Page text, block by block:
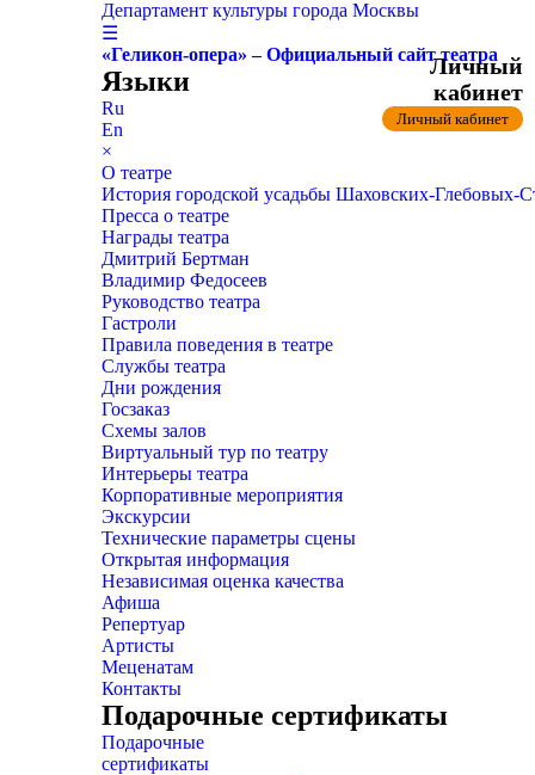
Департамент культуры города Москвы
☰
«Геликон-опера» – Официальный сайт театра
Языки
Ru
En
×
О театре
История городской усадьбы Шаховских-
Пресса о театре
Награды театра
Дмитрий Бертман
Владимир Федосеев
Руководство театра
Гастроли
Правила поведения в театре
Службы театра
Дни рождения
Госзаказ
Схемы залов
Виртуальный тур по театру
Интерьеры театра
Корпоративные мероприятия
Экскурсии
Технические параметры сцены
Открытая информация
Независимая оценка качества
Афиша
Репертуар
Артисты
Меценатам
Контакты
Подарочные сертификаты
Подарочные
сертификаты
Личный
кабинет
Личный кабинет